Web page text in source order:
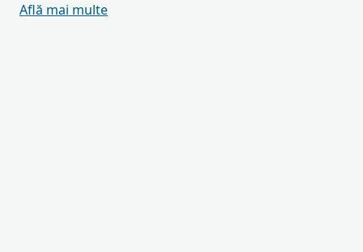
Află mai multe